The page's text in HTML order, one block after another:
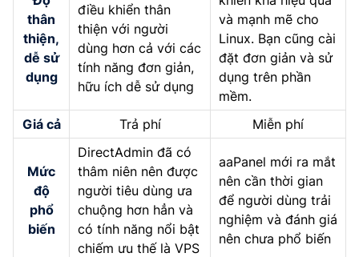
thân
thiện,
dễ sử
dụng
điều khiển thân
thiện với người
dùng hơn cả với các
tính năng đơn giản,
hữu ích dễ sử dụng
và mạnh mẽ cho
Linux. Bạn cũng cài
đặt đơn giản và sử
dụng trên phần
mềm.
Giá cả
Trả phí Miễn phí
Mức
độ
phổ
biến
DirectAdmin đã có
thâm niên nên được
người tiêu dùng ưa
chuộng hơn hẳn và
có tính năng nổi bật
chiếm ưu thế là VPS
aaPanel mới ra mắt
nên cần thời gian
để người dùng trải
nghiệm và đánh giá
nên chưa phổ biến